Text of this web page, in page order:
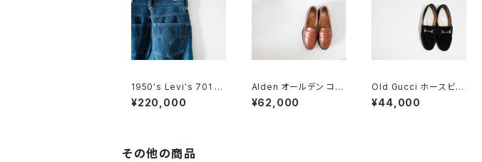
1950's Levi's 701 ビ
ッグE 24×30
¥220,000
Alden オールデン コイ
ンローファー #985 6E
旧ロゴ
¥62,000
Old Gucci ホースビッ
トローファー 6.5B スエ
ードBK
¥44,000
その他の商品